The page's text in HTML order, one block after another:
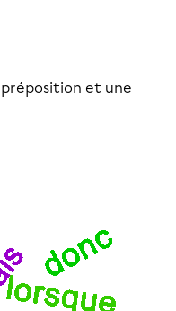
et une